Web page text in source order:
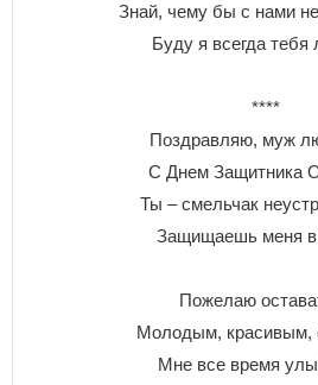
Знай, чему бы с нами
Буду я всегда тебя
****
Поздравляю, муж
С Днем Защитника
Ты – смельчак
Защищаешь меня в
Пожелаю
Молодым, красивым,
Мне все время